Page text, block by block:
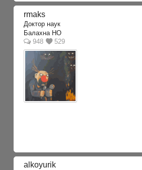
rmaks
Доктор наук
Балахна НО
948
529
alkoyurik